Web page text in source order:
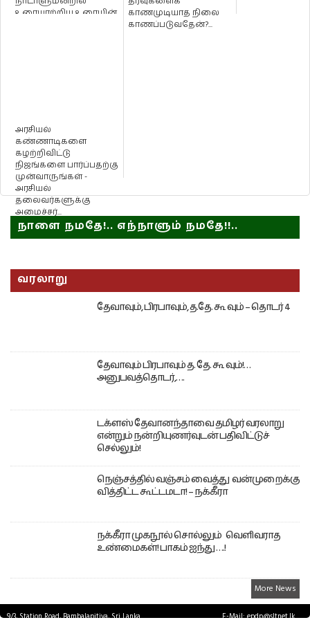
உரையாற்றிய உரையின்
காணமுடியாத நிலை
காணப்படுவதேன்?...
அரசியல்
கண்ணாடிகளை
கழற்றிவிட்டு
நிஜங்களை பார்ப்பதற்கு
முன்வாருங்கள் -
அரசியல்
தலைவர்களுக்கு
அமைச்சர்...
நாளை நமதே!.. எந்நாளும் நமதே!!..
வரலாறு
தேவாவும், பிரபாவும், த.தே. கூ வும் – தொடர் 4
தேவாவும் பிரபாவும் த. தே. கூ வும்!…
அனுபவத்தொடர்,….
டக்ளஸ் தேவானந்தாவை தமிழர் வரலாறு
என்றும் நன்றியுணர்வுடன் பதிவிட்டுச்
செல்லும்!
நெஞ்சத்தில் வஞ்சம் வைத்து வன்முறைக்கு
வித்திட்ட கூட்டமடா! – நக்கீரா
நக்கீரா முகநூல் சொல்லும் வெளிவராத
உண்மைகள்! பாகம் ஐந்து ….!
More News
9/3, Station Road, Bambalapitiya, Sri Lanka.
E-Mail: epdp@sltnet.lk